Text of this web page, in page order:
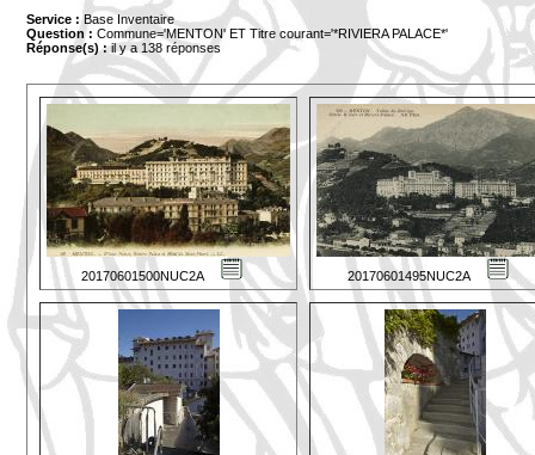
Service : Base Inventaire
Question : Commune='MENTON' ET Titre courant='*RIVIERA PALACE*'
Réponse(s) :il y a 138 réponses
20170601500NUC2A 20170601495NUC2A